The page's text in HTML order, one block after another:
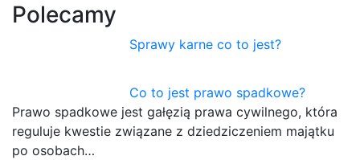
Polecamy
Sprawy karne co to jest?
Co to jest prawo spadkowe?
Prawo spadkowe jest gałęzią prawa cywilnego, która
reguluje kwestie związane z dziedziczeniem majątku
po osobach…